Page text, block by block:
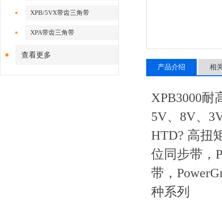
XPB/5VX带齿三角带
XPA带齿三角带
查看更多
产品介绍 相
XPB3000耐
5V、8V、
HTD? 高扭
位同步带，
带，
种系列